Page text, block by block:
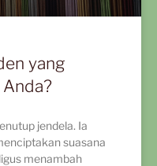
yang
jendela. Ia
suasana
menambah